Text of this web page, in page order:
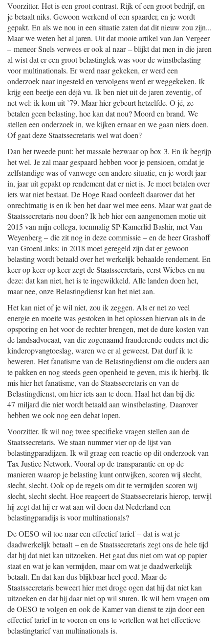
Voorzitter. Het is een groot contrast. Rijk of een groot bedrijf, en
je betaalt niks. Gewoon werkend of een spaarder, en je wordt
gepakt. En als we nou in een situatie zaten dat dit nieuw zou zijn...
Maar we weten het al jaren. Uit dat mooie artikel van Jan Vergeer
– meneer Snels verwees er ook al naar – blijkt dat men in die jaren
al wist dat er een groot belastinglek was voor de winstbelasting
voor multinationals. Er werd naar gekeken, er werd een
onderzoek naar ingesteld en vervolgens werd er weggekeken. Ik
krijg een beetje een déjà vu. Ik ben niet uit de jaren zeventig, of
net wel: ik kom uit ’79. Maar hier gebeurt hetzelfde. O jé, ze
betalen geen belasting, hoe kan dat nou? Moord en brand. We
stellen een onderzoek in, we kijken ernaar en we gaan niets doen.
Of gaat deze Staatssecretaris wel wat doen?
Dan het tweede punt: het massale bezwaar op box 3. En ik begrijp
het wel. Je zal maar gespaard hebben voor je pensioen, omdat je
zelfstandige was of vanwege een andere situatie, en je wordt jaar
in, jaar uit gepakt op rendement dat er niet is. Je moet betalen over
iets wat niet bestaat. De Hoge Raad oordeelt daarover dat het
onrechtmatig is en ik ben het daar wel mee eens. Maar wat gaat de
Staatssecretaris nou doen? Ik heb hier een aangenomen motie uit
2015 van mijn collega, toenmalig SP-Kamerlid Bashir, met Van
Weyenberg – die zit nog in deze commissie – en de heer Grashoff
van GroenLinks: in 2018 moet geregeld zijn dat er gewoon
belasting wordt betaald over het werkelijk behaalde rendement. En
keer op keer op keer zegt de Staatssecretaris, eerst Wiebes en nu
deze: dat kan niet, het is te ingewikkeld. Alle landen doen het,
maar nee, onze Belastingdienst kan het niet aan.
Het kan niet of je wil niet, zou ik zeggen. Als er net zo veel
energie en moeite was gestoken in het oplossen hiervan als in de
opsporing en het voor de rechter brengen, met de dure kosten van
de landsadvocaat, van die zogenaamd frauderende ouders met die
kinderopvangtoeslag, waren we er al geweest. Dat durf ik te
beweren. Het fanatisme van de Belastingdienst om die ouders aan
te pakken en nog steeds geen openheid te geven, mis ik hierbij. Ik
mis hier het fanatisme, van de Staatssecretaris en van de
Belastingdienst, om hier iets aan te doen. Haal het dan bij die
47 miljard die niet wordt betaald aan winstbelasting. Daarover
hebben we ook nog een debat lopen.
Voorzitter. Ik wil nog twee specifieke vragen stellen aan de
Staatssecretaris. We staan nummer vier op de lijst van
belastingparadijzen. Ik wil graag een reactie op dit onderzoek van
Tax Justice Network. Vooral op de transparantie en op de
manieren waarop je belasting kunt ontwijken, scoren wij slecht,
slecht, slecht. Ook op de regels om dit te vermijden scoren wij
slecht, slecht slecht. Hoe reageert de Staatssecretaris hierop, terwijl
hij zegt dat hij er wat aan wil doen dat Nederland een
belastingparadijs is voor multinationals?
De OESO wil toe naar een effectief tarief – dat is wat je
daadwerkelijk betaalt – en de Staatssecretaris zegt ons de hele tijd
dat hij dat niet kan uitzoeken. Het gaat dus niet om wat op papier
staat en wat je kan vermijden, maar om wat je daadwerkelijk
betaalt. En dat kan dus blijkbaar heel goed. Maar de
Staatssecretaris beweert hier met droge ogen dat hij dat niet kan
uitzoeken en dat hij daar niet op wil sturen. Ik wil hem vragen om
de OESO te volgen en ook de Kamer van dienst te zijn door een
effectief tarief in te voeren en ons te vertellen wat het effectieve
belastingtarief van multinationals is.